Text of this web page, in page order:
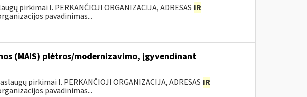
pirkimai I. PERKANČIOJI ORGANIZACIJA, ADRESAS IR
pavadinimas...
(MAIS) plėtros/modernizavimo, įgyvendinant
pirkimai I. PERKANČIOJI ORGANIZACIJA, ADRESAS IR
pavadinimas...